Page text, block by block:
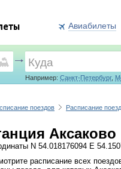
Авиабилеты
Например: Санкт-Петербург,
поездов Расписание
Аксаково
N 54.018176094 E
расписание всех